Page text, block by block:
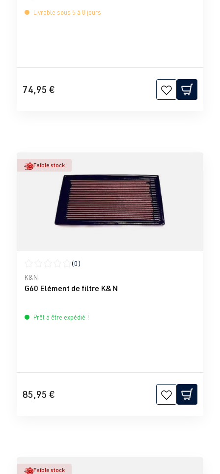
Livrable sous 5 à 8 jours
74,95 €
Faible stock
Note moyenne de 0 sur 5 étoiles
(0)
K&N
G60 Elément de filtre K&N
Prêt à être expédié !
85,95 €
Faible stock